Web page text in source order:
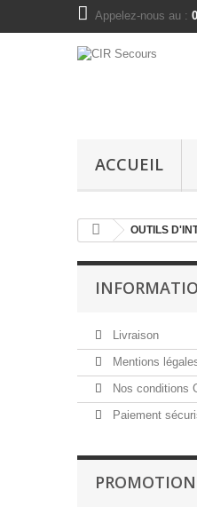
Appelez-nous au :
ACCUEIL
OUTILS
Livraison
Mentions
Nos conditions
Paiement